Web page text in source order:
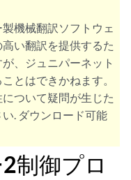
機械翻訳ソフトウェ
い翻訳を提供するた
、ジュニパーネット
とはできかねます。
ついて疑問が生じた
. ダウンロード可能
制御プロ